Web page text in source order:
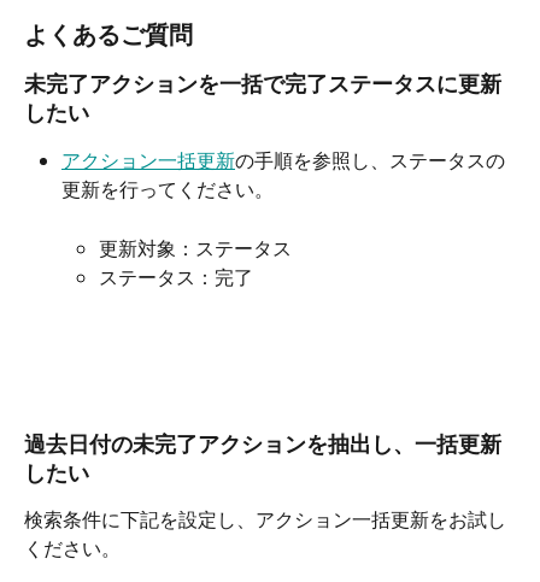
よくあるご質問
未完了アクションを一括で完了ステータスに更新
したい
アクション一括更新の手順を参照し、ステータスの
更新を行ってください。
更新対象：ステータス
ステータス：完了
過去日付の未完了アクションを抽出し、一括更新
したい
検索条件に下記を設定し、アクション一括更新をお試し
ください。